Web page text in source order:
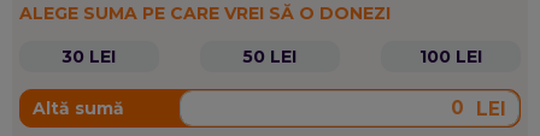
ALEGE SUMA PE CARE VREI SĂ O DONEZI
30 LEI
50 LEI 100 LEI
Altă sumă LEI